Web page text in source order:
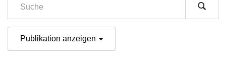
der
Publikation anzeigen